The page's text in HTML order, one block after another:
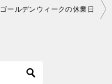
ゴールデンウィークの休業日